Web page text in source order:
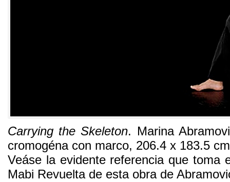
Carrying the Skeleton. Marina
cromogéna con marco, 206.4 x 183.5 cm
Veáse la evidente referencia que toma
Mabi Revuelta de esta obra de Abramovi